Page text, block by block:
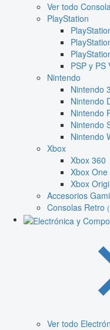
Ver todo
PlayStation
PSP y PS
Nintendo
Nintendo
Nintendo
Nintendo
Nintendo
Nintendo
Xbox
Xbox 360
Xbox
Xbox
Accesorios
Consolas Retro
Ver todo